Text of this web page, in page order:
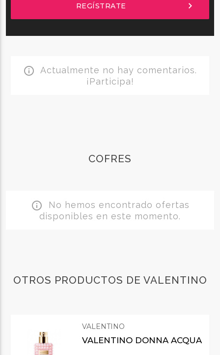
REGÍSTRATE chevron_right
info_outline Actualmente no hay comentarios.
¡Participa!
COFRES
info_outline No hemos encontrado ofertas
disponibles en este momento.
OTROS PRODUCTOS DE VALENTINO
VALENTINO
VALENTINO DONNA ACQUA